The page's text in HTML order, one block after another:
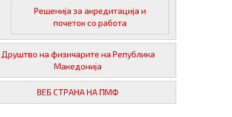
Решенија за акредитација и
почеток со работа
Друштво на физичарите на Република
Македонија
ВЕБ СТРАНА НА ПМФ